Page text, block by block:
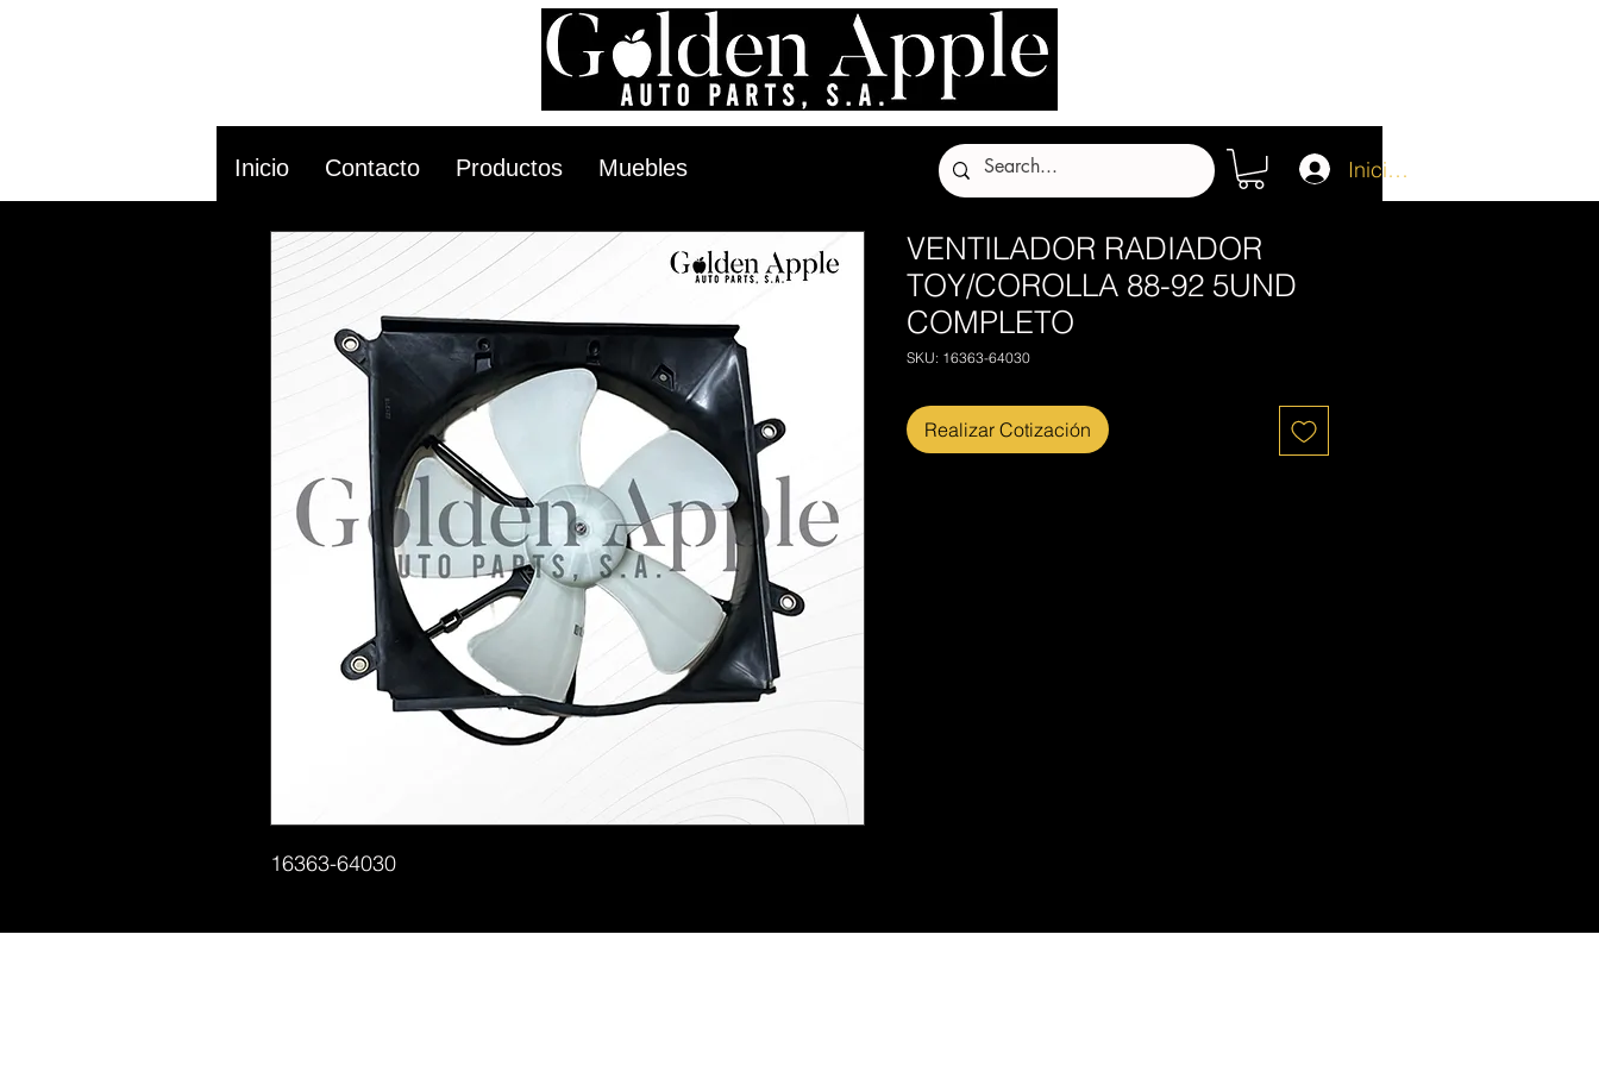
Inicio Contacto Productos Muebles Iniciar sesión
16363-64030
VENTILADOR RADIADOR
TOY/COROLLA 88-92 5UND
COMPLETO
SKU: 16363-64030
Realizar Cotización